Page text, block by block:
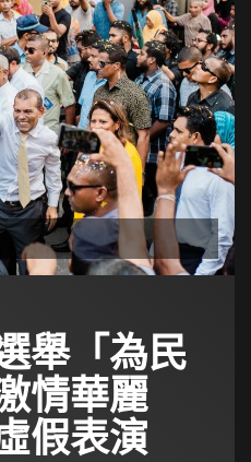
舉「為民
情華麗
假表演